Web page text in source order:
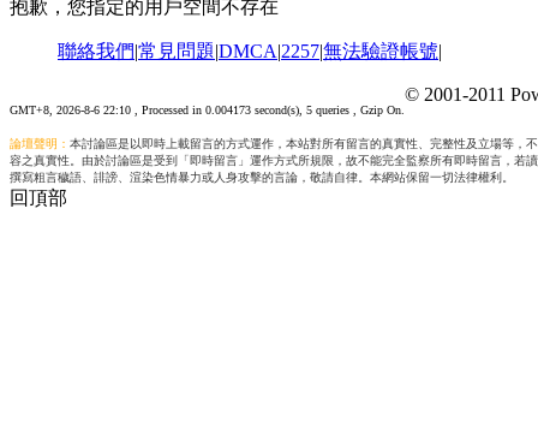
抱歉，您指定的用戶空間不存在
聯絡我們|常見問題|DMCA|2257|無法驗證帳號|
GMT+8, 2026-8-6 22:10 , Processed in 0.004173 second(s), 5 queries , Gzip On.
© 2001-2011
論壇聲明： 本討論區是以即時上載留言的方式運作，本站對所有留言的真實性、完整性及立場等
容之真實性。由於討論區是受到「即時留言」運作方式所規限，故不能完全監察所有即時留言，
撰寫粗言穢語、誹謗、渲染色情暴力或人身攻擊的言論，敬請自律。本網站保留一切法律權利。
回頂部